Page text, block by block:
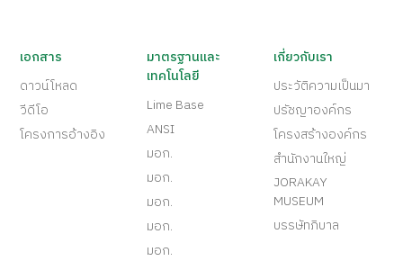
เอกสาร
ดาวน์โหลด
วีดีโอ
โครงการอ้างอิง
มาตรฐานและ
เทคโนโลยี
Lime Base
ANSI
มอก.
มอก.
มอก.
มอก.
มอก.
เกี่ยวกับเรา
ประวัติความเป็นมา
ปรัชญาองค์กร
โครงสร้างองค์กร
สำนักงานใหญ่
JORAKAY
MUSEUM
บรรษัทภิบาล